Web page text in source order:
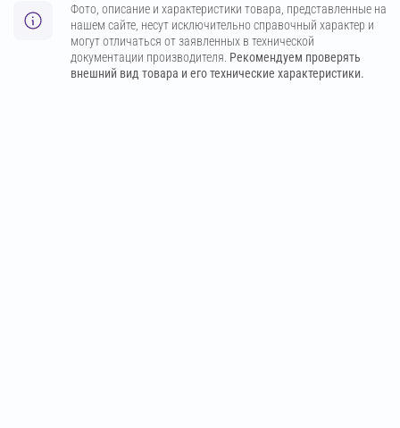
Фото, описание и характеристики товара, представленные на
нашем сайте, несут исключительно справочный характер и
могут отличаться от заявленных в технической
документации производителя. Рекомендуем проверять
внешний вид товара и его технические характеристики.